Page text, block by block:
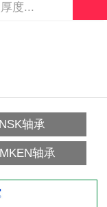
NSK轴承
轴承